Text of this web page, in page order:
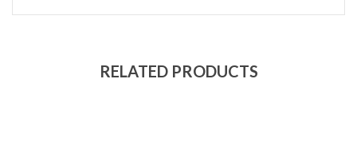
RELATED PRODUCTS